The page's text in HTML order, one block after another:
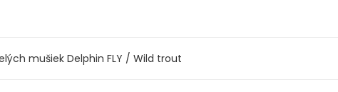
mušiek Delphin FLY / Wild trout